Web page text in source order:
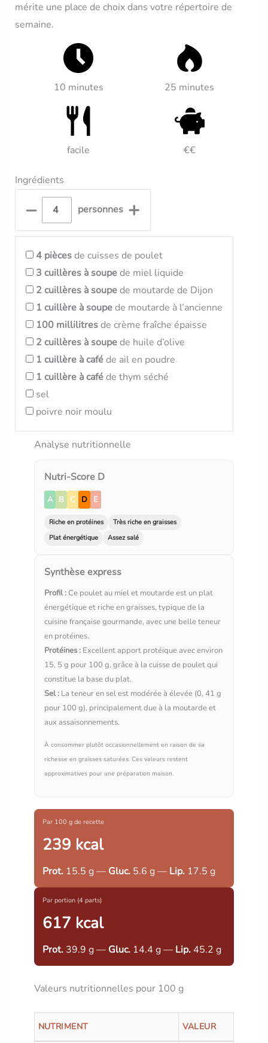
mérite une place de choix dans votre répertoire de
semaine.
10 minutes 25 minutes
facile €€
Ingrédients
– personnes +
4 piècesde cuisses de poulet
3 cuillères à soupede miel liquide
2cuillères à soupede moutarde de Dijon
1 cuillère à soupede moutarde à l’ancienne
100 millilitresde crème fraîche épaisse
2cuillères à soupede huile d’olive
1 cuillère à caféde ail en poudre
1 cuillère à caféde thym séché
sel
poivre noir moulu
Analyse nutritionnelle
Nutri-Score D
A B C D E
Riche en protéines
Très riche en graisses
Plat énergétique
Assez salé
Synthèse express
Profil :Ce poulet au miel et moutarde est un plat
énergétique et riche en graisses, typique de la
cuisine française gourmande, avec une belle teneur
en protéines.
Protéines :Excellent apport protéique avec environ
15, 5 g pour 100 g, grâce à la cuisse de poulet qui
constitue la base du plat.
Sel :La teneur en sel est modérée à élevée (0, 41 g
pour 100 g), principalement due à la moutarde et
aux assaisonnements.
À consommer plutôt occasionnellement en raison de sa
richesse en graisses saturées. Ces valeurs restent
approximatives pour une préparation maison.
Par 100 g de recette
239 kcal
Prot.15.5 g — Gluc.5.6 g — Lip.17.5 g
Par portion (4 parts)
617 kcal
Prot.39.9 g — Gluc.14.4 g — Lip.45.2 g
Valeurs nutritionnelles pour 100 g
NUTRIMENT VALEUR